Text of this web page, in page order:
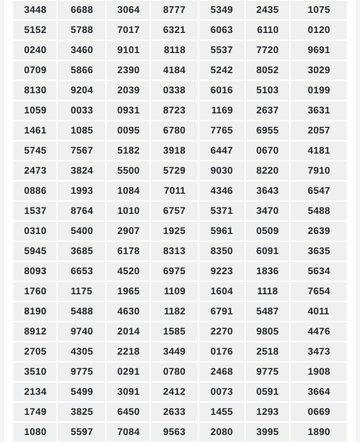
3448
6688 3064 8777 5349 2435
1075
5152
5788 7017 6321 6063 6110
0120
0240
3460 9101 8118 5537 7720
9691
0709
5866 2390 4184 5242 8052
3029
8130
9204 2039 0338 6016 5103
0199
1059
0033 0931 8723 1169 2637
3631
1461
1085 0095 6780 7765 6955
2057
5745
7567 5182 3918 6447 0670
4181
2473
3824 5500 5729 9030 8220
7910
0886
1993 1084 7011 4346 3643
6547
1537
8764 1010 6757 5371 3470
5488
0310
5400 2907 1925 5961 0509
2639
5945
3685 6178 8313 8350 6091
3635
8093
6653 4520 6975 9223 1836
5634
1760
1175 1965 1109 1604 1118
7654
8190
5488 4630 1182 6791 5487
4011
8912
9740 2014 1585 2270 9805
4476
2705
4305 2218 3449 0176 2518
3473
3510
9775 0291 0780 2468 9775
1908
2134
5499 3091 2412 0073 0591
3664
1749
3825 6450 2633 1455 1293
0669
1080
5597 7084 9563 2080 3995
1890